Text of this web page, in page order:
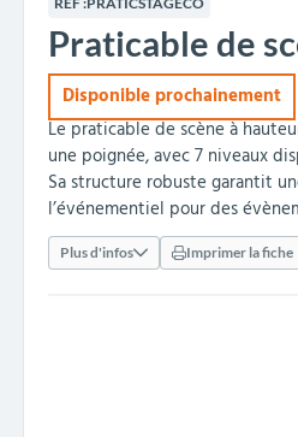
Embellissement et
fleurissement urbain
Barrières de ville
Clous podotactiles et
rampes d'accès
Séparateurs de voies et
balises routières
Vestiaires
Armoires et rangements
Tables de cantine
réception
Poteaux de guidage
collectivités
Structures aires de jeux
Praticable de
Disponible prochainement
Le praticable de scène à
une poignée, avec 7 niveaux
Sa structure robuste garantit
l’événementiel pour des
Plus d'infos Imprimer la fiche